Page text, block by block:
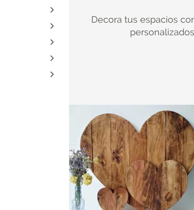
Decora tus espacios